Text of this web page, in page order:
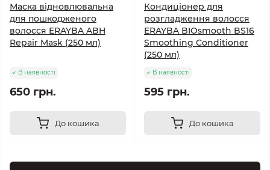
Маска відновлювальна
для пошкодженого
волосся ERAYBA ABH
Repair Mask (250 мл)
В наявності
650 грн.
До кошика
Кондиціонер для
розгладження волосся
ERAYBA BIOsmooth BS16
Smoothing Conditioner
(250 мл)
В наявності
595 грн.
До кошика